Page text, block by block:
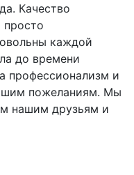
Качество
просто
каждой
до времени
профессионализм и
пожеланиям. Мы
нашим друзьям и